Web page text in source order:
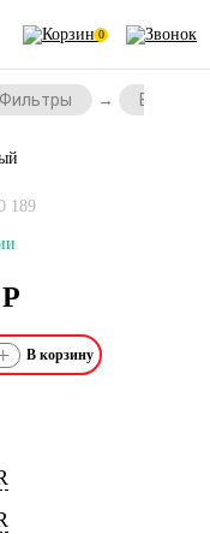
0
Фильтры
189
Р